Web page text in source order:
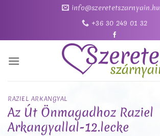
info@szeretetszarnyain.hu
+36 30 249 01 32
RAZIEL ARKANGYAL
Az Út Önmagadhoz Raziel
Arkangyallal-12.lecke